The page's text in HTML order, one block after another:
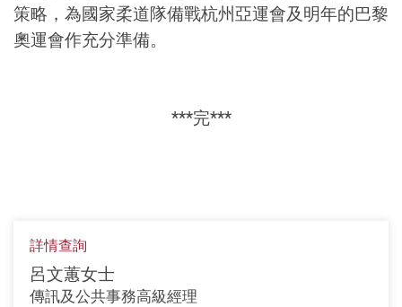
策略，為國家柔道隊備戰杭州亞運會及明年的巴黎
奧運會作充分準備。
***完***
詳情查詢
呂文蕙女士
傳訊及公共事務高級經理